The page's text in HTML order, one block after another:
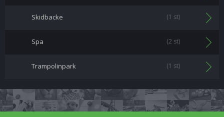
Skidbacke (1 st)
Spa (2 st)
Trampolinpark (1 st)